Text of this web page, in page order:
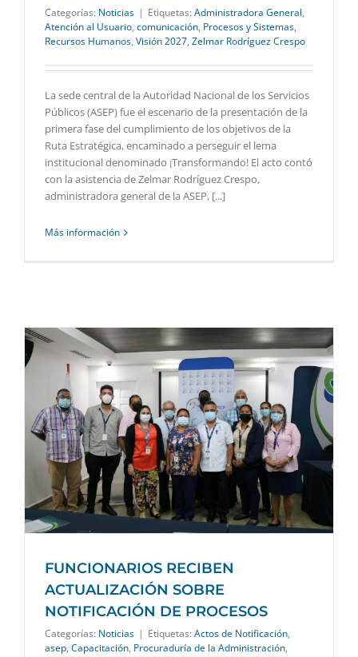
Categorías: Noticias | Etiquetas: Administradora General,
Atención al Usuario, comunicación, Procesos y Sistemas,
Recursos Humanos, Visión 2027, Zelmar Rodríguez Crespo
La sede central de la Autoridad Nacional de los Servicios
Públicos (ASEP) fue el escenario de la presentación de la
primera fase del cumplimiento de los objetivos de la
Ruta Estratégica, encaminado a perseguir el lema
institucional denominado ¡Transformando! El acto contó
con la asistencia de Zelmar Rodríguez Crespo,
administradora general de la ASEP, [...]
Más información
FUNCIONARIOS RECIBEN
ACTUALIZACIÓN SOBRE
NOTIFICACIÓN DE PROCESOS
Categorías: Noticias | Etiquetas: Actos de Notificación,
asep, Capacitación, Procuraduría de la Administración,